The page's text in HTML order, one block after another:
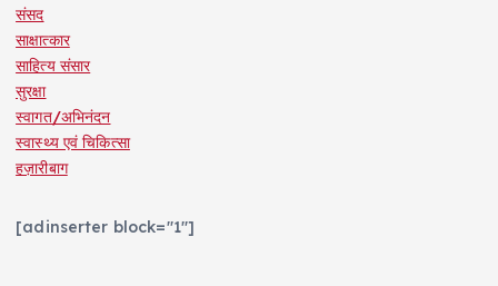
संसद
साक्षात्कार
साहित्य संसार
सुरक्षा
स्वागत/अभिनंदन
स्वास्थ्य एवं चिकित्सा
हज़ारीबाग
[adinserter block="1"]